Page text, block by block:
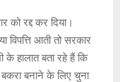
रद्द कर दिया।
आती तो सरकार
हालात बता रहे हैं कि
बनाने के लिए चुना